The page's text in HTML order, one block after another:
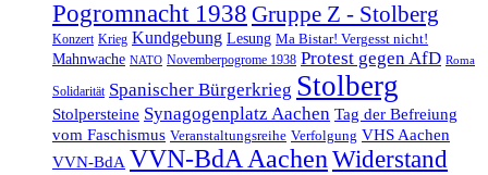
Pogromnacht 1938 Gruppe Z - Stolberg
Konzert Krieg Kundgebung Lesung Ma Bistar! Vergesst nicht!
Mahnwache NATO Novemberpogrome 1938 Protest gegen AfD Roma
Solidarität Spanischer Bürgerkrieg Stolberg
Stolpersteine Synagogenplatz Aachen Tag der Befreiung
vom Faschismus Veranstaltungsreihe Verfolgung VHS Aachen
VVN-BdA VVN-BdA AachenWiderstand